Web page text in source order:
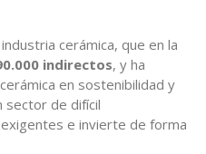
cerámica, que en la
indirectos, y ha
en sostenibilidad y
sector de difícil
e invierte de forma